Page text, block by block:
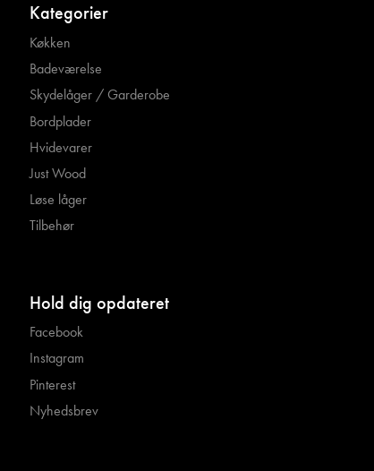
Kategorier
Køkken
Badeværelse
Skydelåger / Garderobe
Bordplader
Hvidevarer
Just Wood
Løse låger
Tilbehør
Hold dig opdateret
Facebook
Instagram
Pinterest
Nyhedsbrev